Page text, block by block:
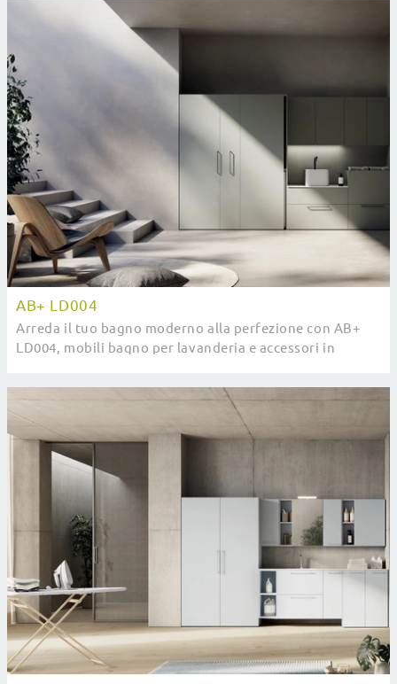
AB+ LD004
Arreda il tuo bagno moderno alla perfezione con AB+
LD004, mobili bagno per lavanderia e accessori in